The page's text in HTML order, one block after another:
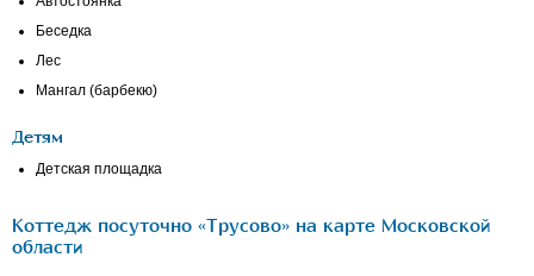
Беседка
Лес
Мангал (барбекю)
Детям
Детская площадка
Коттедж посуточно «Трусово» на карте Московской
области